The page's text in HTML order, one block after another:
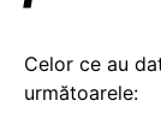
Celor ce au
următoarele: